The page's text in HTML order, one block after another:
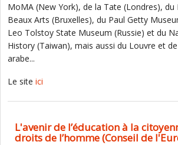
MoMA (New York), de la Tate (Londres), du
Beaux Arts (Bruxelles), du Paul Getty
Leo Tolstoy State Museum (Russie) et du
History (Taiwan), mais aussi du Louvre et
arabe...
Le site ici
L'avenir de l’éducation à la
droits de l’homme (Conseil de